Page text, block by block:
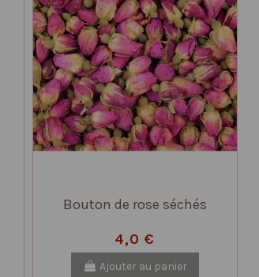
Bouton de rose séchés
4,0 €
Ajouter au panier